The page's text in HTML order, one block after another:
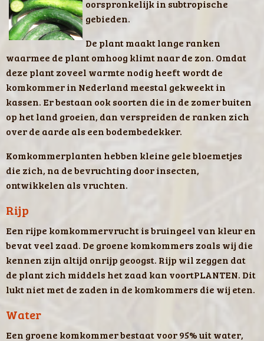
oorspronkelijk in subtropische
gebieden.
De plant maakt lange ranken
waarmee de plant omhoog klimt naar de zon. Omdat
deze plant zoveel warmte nodig heeft wordt de
komkommer in Nederland meestal gekweekt in
kassen. Er bestaan ook soorten die in de zomer buiten
op het land groeien, dan verspreiden de ranken zich
over de aarde als een bodembedekker.
Komkommerplanten hebben kleine gele bloemetjes
die zich, na de bevruchting door insecten,
ontwikkelen als vruchten.
Rijp
Een rijpe komkommervrucht is bruingeel van kleur en
bevat veel zaad. De groene komkommers zoals wij die
kennen zijn altijd onrijp geoogst. Rijp wil zeggen dat
de plant zich middels het zaad kan voortPLANTEN. Dit
lukt niet met de zaden in de komkommers die wij eten.
Water
Een groene komkommer bestaat voor 95% uit water,